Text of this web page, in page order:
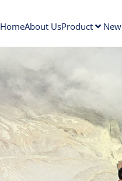
HomeAbout UsProduct